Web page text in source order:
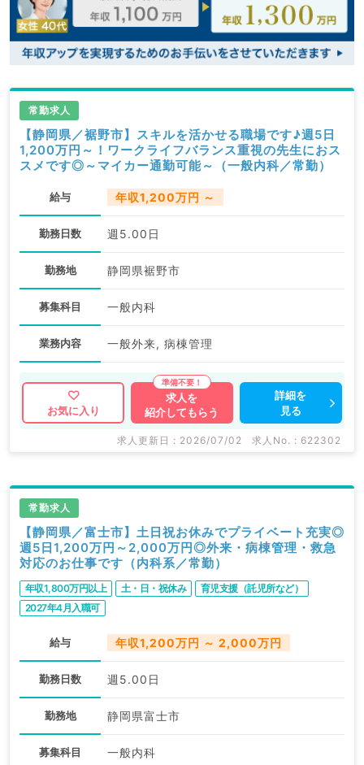
常勤求人
【静岡県／裾野市】スキルを活かせる職場です♪週5日
1,200万円～！ワークライフバランス重視の先生におス
スメです◎～マイカー通勤可能～（一般内科／常勤）
給与 年収1,200万円 ～
勤務日数 週5.00日
勤務地 静岡県裾野市
募集科目 一般内科
業務内容 一般外来, 病棟管理
お気に入り
求人を
紹介してもらう
詳細を
見る
求人更新日 : 2026/07/02 求人No. : 622302
常勤求人
【静岡県／富士市】土日祝お休みでプライベート充実◎
週5日1,200万円～2,000万円◎外来・病棟管理・救急
対応のお仕事です（内科系／常勤）
年収1,800万円以上 土・日・祝休み
育児支援（託児所など）
2027年4月入職可
給与 年収1,200万円 ～ 2,000万円
勤務日数 週5.00日
勤務地 静岡県富士市
募集科目 一般内科